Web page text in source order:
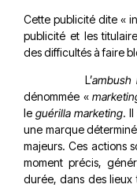
Cette publicité dite «
publicité et les
des difficultés à faire
L’ambush
dénommée «
leguérilla marketing.
une marque
majeurs. Ces actions
moment précis,
durée, dans des lieux